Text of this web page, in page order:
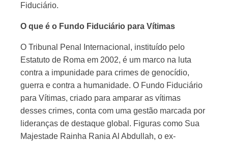
Fiduciário.
O que é o Fundo Fiduciário para Vítimas
O Tribunal Penal Internacional, instituído pelo
Estatuto de Roma em 2002, é um marco na luta
contra a impunidade para crimes de genocídio,
guerra e contra a humanidade. O Fundo Fiduciário
para Vítimas, criado para amparar as vítimas
desses crimes, conta com uma gestão marcada por
lideranças de destaque global. Figuras como Sua
Majestade Rainha Rania Al Abdullah, o ex-